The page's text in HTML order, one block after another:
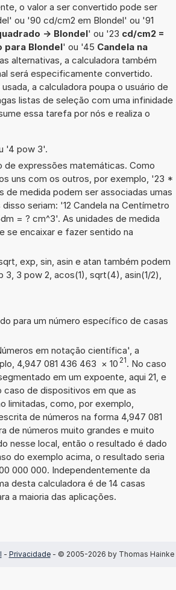
o valor a ser convertido pode ser
ou '90 cd/cm2 em Blondel' ou '91
-> Blondel' ou '23 cd/cm2 =
para Blondel' ou '45 Candela na
alternativas, a calculadora também
será especificamente convertido.
a calculadora poupa o usuário de
listas de seleção com uma infinidade
essa tarefa por nós e realiza o
'4 pow 3'.
de expressões matemáticas. Como
uns com os outros, por exemplo, '23 *
medida podem ser associadas umas
seriam: '12 Candela na Centímetro
= ? cm^3'. As unidades de medida
se encaixar e fazer sentido na
exp, sin, asin e atan também podem
3 pow 2, acos(1), sqrt(4), asin(1/2),
para um número específico de casas
em notação científica', a
4,947 081 436 463 × 10 21. No caso
em um expoente, aqui 21, e
de dispositivos em que as
limitadas, como, por exemplo,
de números na forma 4,947 081
de números muito grandes e muito
nesse local, então o resultado é dado
do exemplo acima, o resultado seria
000 000. Independentemente da
desta calculadora é de 14 casas
a maioria das aplicações.
- Privacidade- © 2005-2026 by Thomas Hainke